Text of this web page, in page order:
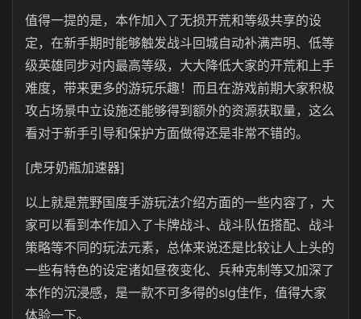
值得一提的是，本作加入了无损开荒和等级共享的设
定，在新手期时能够触发战斗回城自动补满声明、低等
级英雄同步对内最高等级，大大降低大家的开荒和上手
难度，带来更多的游玩乐趣！而且在游戏前期大家积极
攻占场景中立设施还能够得到额外的资源获取量，这么
看对于新手引导和保护方面做得还是非常不错的。
[虎牙奶瓶加速器]
以上就是荒野国度手游玩法介绍方面的一些内容了，大
家可以看到本作加入了卡牌战斗、战斗队伍搭配、战斗
策略等不同的玩法元素，总体来说还是比较让人上头的
一些有特色的设定诸如昼夜变化、兵种克制等又加深了
本作的沉浸感，是一款不可多得的slg佳作，值得大家
体验一下。